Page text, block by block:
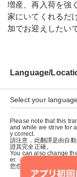
増産、再入荷を強
家にいてくれるだ
加でお迎えしたい
Language/
Select your
Please note that this
and while we strive for
y correct.
請注意，此翻譯是由自
證其完全正確。
You can also change
er.
您也可以使用左上角的選